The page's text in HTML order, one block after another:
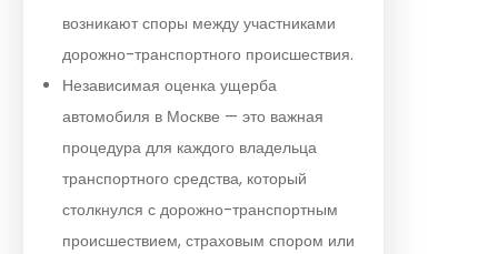
возникают споры между участниками
дорожно-транспортного происшествия.
Независимая оценка ущерба
автомобиля в Москве — это важная
процедура для каждого владельца
транспортного средства, который
столкнулся с дорожно-транспортным
происшествием, страховым спором или